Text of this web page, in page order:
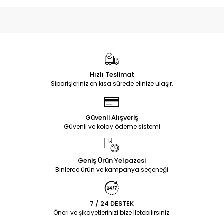
Hızlı Teslimat
Siparişleriniz en kısa sürede elinize ulaşır.
Güvenli Alışveriş
Güvenli ve kolay ödeme sistemi
Geniş Ürün Yelpazesi
Binlerce ürün ve kampanya seçeneği
7 / 24 DESTEK
Öneri ve şikayetlerinizi bize iletebilirsiniz.